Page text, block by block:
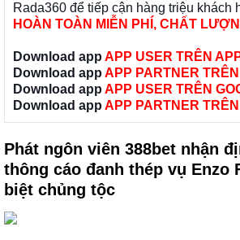
Rada360 để tiếp cận hàng triệu khách
HOÀN TOÀN MIỄN PHÍ, CHẤT
Download app APP USER TRÊN
Download app APP PARTNER
Download app APP USER TRÊN
Download app APP PARTNER
Phát ngôn viên 388bet nhận
thông cáo đanh thép vụ Enzo
biệt chủng tộc